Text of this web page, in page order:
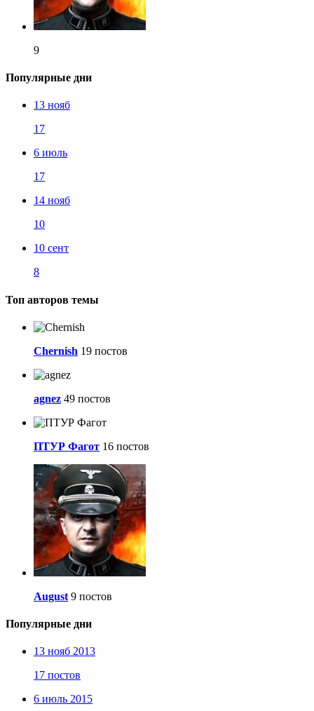
9
Популярные дни
13 нояб
17
6 июль
17
14 нояб
10
10 сент
8
Топ авторов темы
Chernish 19 постов
agnez 49 постов
ПТУР Фагот 16 постов
August 9 постов
Популярные дни
13 нояб 2013
17 постов
6 июль 2015